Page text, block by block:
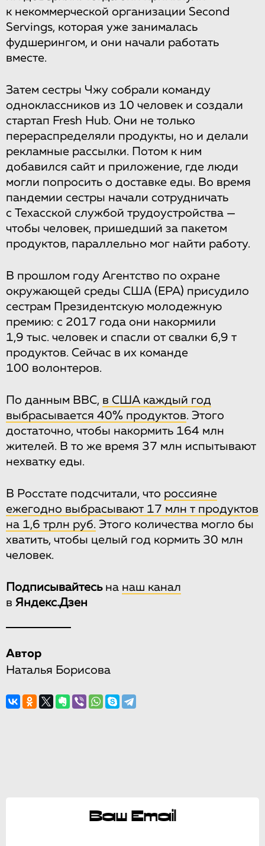
к некоммерческой организации Second
Servings, которая уже занималась
фудшерингом, и они начали работать
вместе.
Затем сестры Чжу собрали команду
одноклассников из 10 человек и создали
стартап Fresh Hub. Они не только
перераспределяли продукты, но и делали
рекламные рассылки. Потом к ним
добавился сайт и приложение, где люди
могли попросить о доставке еды. Во время
пандемии сестры начали сотрудничать
с Техасской службой трудоустройства —
чтобы человек, пришедший за пакетом
продуктов, параллельно мог найти работу.
В прошлом году Агентство по охране
окружающей среды США (EPA) присудило
сестрам Президентскую молодежную
премию: с 2017 года они накормили
1,9 тыс. человек и спасли от свалки 6,9 т
продуктов. Сейчас в их команде
100 волонтеров.
По данным BBC, в США каждый год
выбрасывается 40% продуктов. Этого
достаточно, чтобы накормить 164 млн
жителей. В то же время 37 млн испытывают
нехватку еды.
В Росстате подсчитали, что россияне
ежегодно выбрасывают 17 млн т продуктов
на 1,6 трлн руб. Этого количества могло бы
хватить, чтобы целый год кормить 30 млн
человек.
Подписывайтесьна наш канал
в Яндекс.Дзен
Автор
Наталья Борисова
Ваш Email